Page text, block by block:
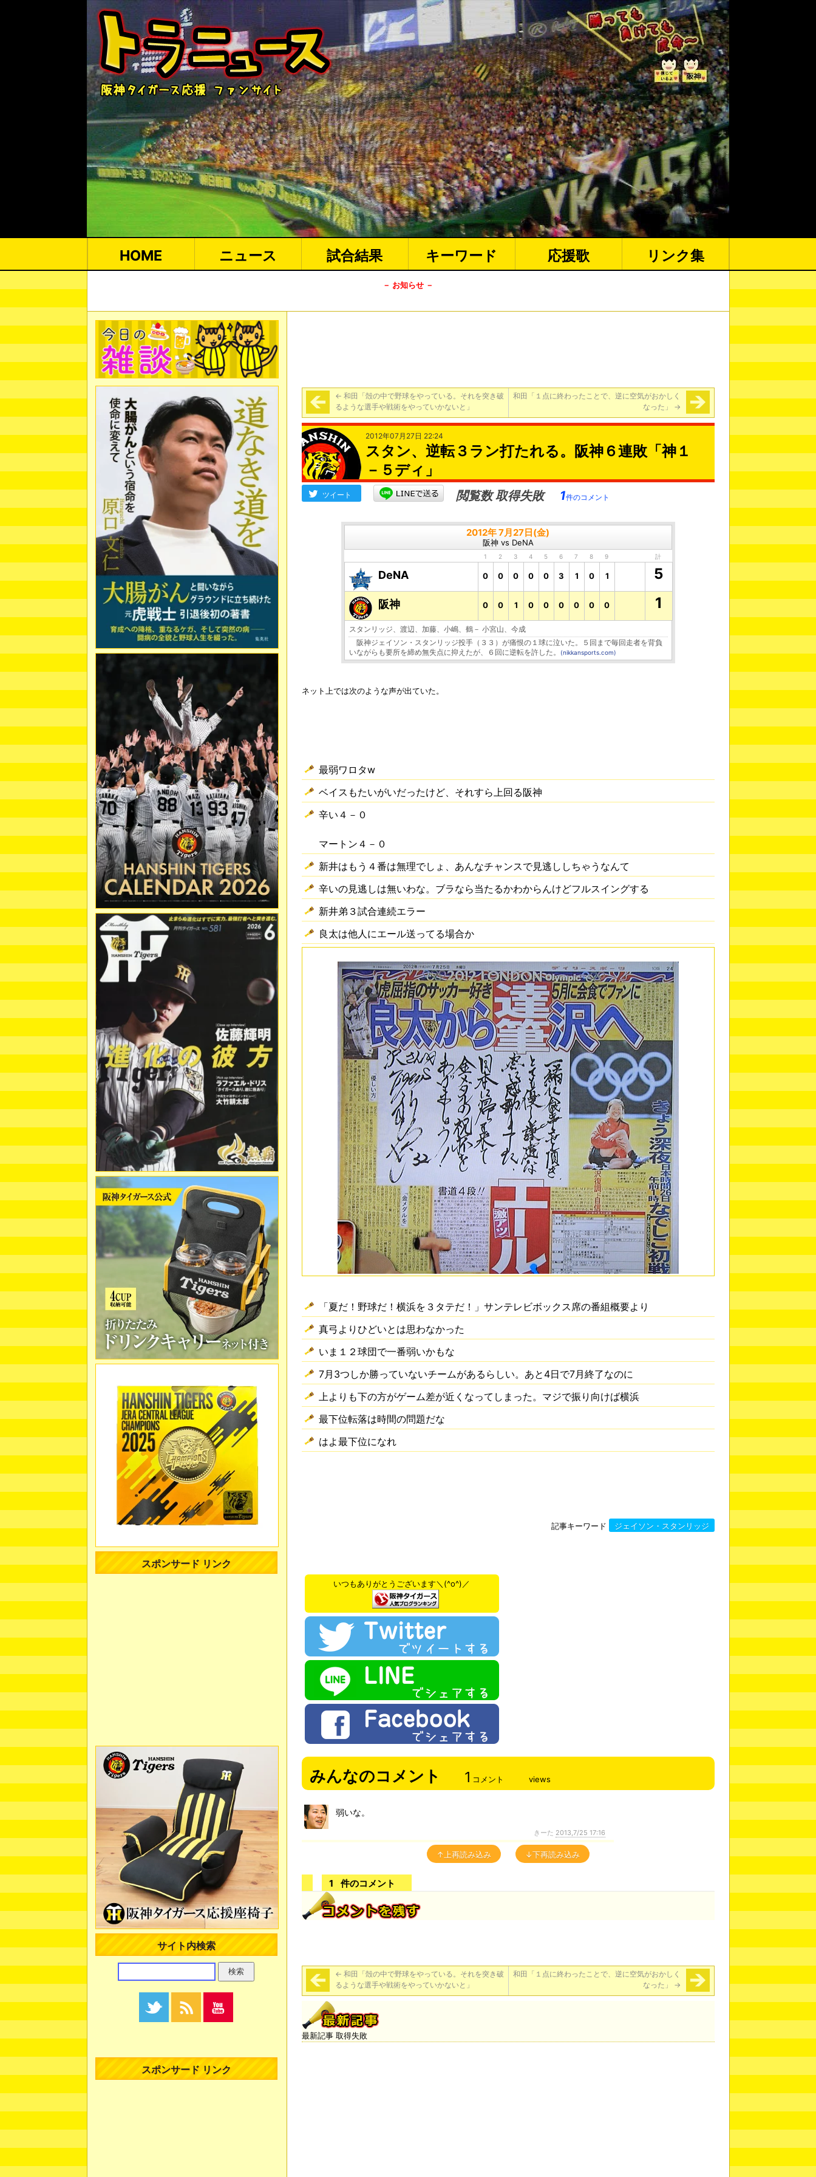
HOME ニュース 試合結果 キーワード 応援歌 リンク集
－ お知らせ －
← 和田「殻の中で野球をやっている。それを突き破
るような選手や戦術をやっていかないと」
和田「１点に終わったことで、逆に空気がおかしく
なった」 →
2012年07月27日 22:24
スタン、逆転３ラン打たれる。阪神６連敗「神１
－５ディ」
ツイート 閲覧数 取得失敗 1件のコメント
2012年 7月27日(金)
阪神 vs DeNA
1 2 3 4 5 6 7 8 9 計
DeNA 0 0 0 0 0 3 1 0 1 5
阪神 0 0 1 0 0 0 0 0 0 1
スタンリッジ、渡辺、加藤、小嶋、鶴－ 小宮山、今成
阪神ジェイソン・スタンリッジ投手（３３）が痛恨の１球に泣いた。５回まで毎回走者を背負
いながらも要所を締め無失点に抑えたが、６回に逆転を許した。
(nikkansports.com)
ネット上では次のような声が出ていた。
最弱ワロタw
ベイスもたいがいだったけど、それすら上回る阪神
辛い４－０
マートン４－０
新井はもう４番は無理でしょ、あんなチャンスで見逃ししちゃうなんて
辛いの見逃しは無いわな。ブラなら当たるかわからんけどフルスイングする
新井弟３試合連続エラー
良太は他人にエール送ってる場合か
「夏だ！野球だ！横浜を３タテだ！」サンテレビボックス席の番組概要より
真弓よりひどいとは思わなかった
いま１２球団で一番弱いかもな
7月3つしか勝っていないチームがあるらしい。あと4日で7月終了なのに
上よりも下の方がゲーム差が近くなってしまった。マジで振り向けば横浜
最下位転落は時間の問題だな
はよ最下位になれ
記事キーワード ジェイソン・スタンリッジ
いつもありがとうございます＼(^o^)／
みんなのコメント 1 コメント views
弱いな。
きーた 2013,7/25 17:16
↑上再読み込み ↓下再読み込み
1 件のコメント
← 和田「殻の中で野球をやっている。それを突き破
るような選手や戦術をやっていかないと」
和田「１点に終わったことで、逆に空気がおかしく
なった」 →
最新記事 取得失敗
スポンサード リンク
サイト内検索
スポンサード リンク